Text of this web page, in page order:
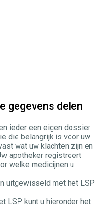
gegevens delen
ieder een eigen dossier
die belangrijk is voor uw
wat uw klachten zijn en
apotheker registreert
welke medicijnen u
uitgewisseld met het LSP
LSP kunt u hieronder het